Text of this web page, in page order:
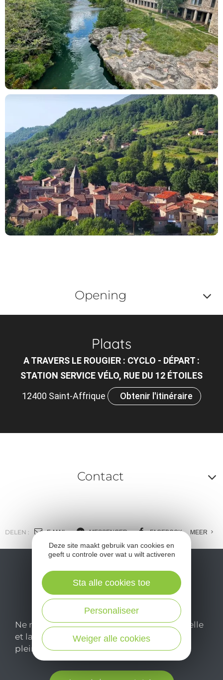
Opening
Plaats
A TRAVERS LE ROUGIER : CYCLO - DÉPART :
STATION SERVICE VÉLO, RUE DU 12 ÉTOILES
12400 Saint-Affrique
Obtenir l'itinéraire
Contact
DELEN : E-MAIL MESSENGER FACEBOOK MEER
Ne manquez pas notre newsletter mensuelle
et laissez-vous inspirer pour profiter
pleinement de votre séjour en Aveyron.
Deze site maakt gebruik van cookies en
geeft u controle over wat u wilt activeren
Weiger alle cookies
Personaliseer
Sta alle cookies toe